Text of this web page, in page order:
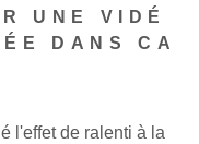
UNE VIDÉ
DANS CA
l'effet de ralenti à la